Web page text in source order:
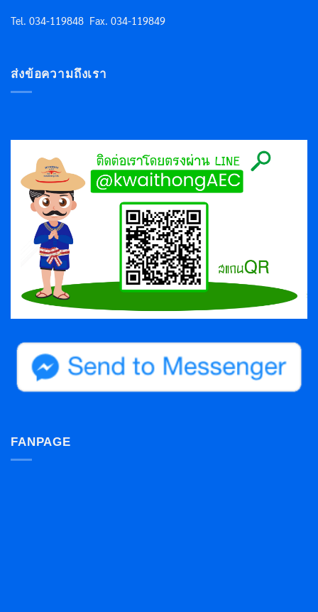
Tel. 034-119848 Fax. 034-119849
ส่งข้อความถึงเรา
FANPAGE